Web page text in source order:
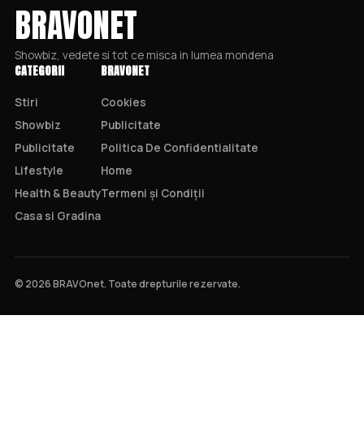
BRAVONET
Showbiz, vedete si tot ce misca in lumea mondena
CATEGORII
Stiri
Showbiz
Publicitate
Lifestyle
Health & Beauty
Casa si Gradina
BRAVONET
Cookies
Publicitate
Politica De Confidentialitate
Home
Termeni și Condiții
© 2026 BRAVOnet. Toate drepturile rezervate.